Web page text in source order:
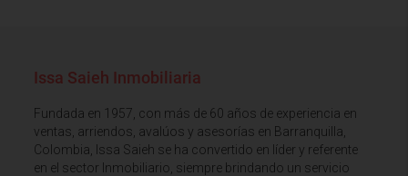
Issa Saieh Inmobiliaria
Fundada en 1957, con más de 60 años de experiencia en
ventas, arriendos, avalúos y asesorías en Barranquilla,
Colombia, Issa Saieh se ha convertido en líder y referente
en el sector Inmobiliario, siempre brindando un servicio